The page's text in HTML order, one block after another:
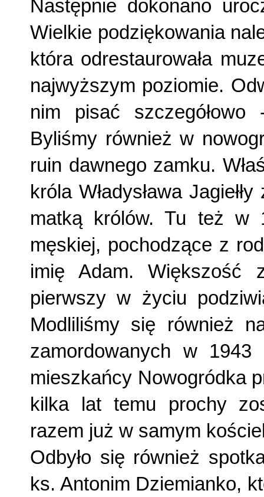
Następnie dokonano
Wielkie podziękowania
która odrestaurowała
najwyższym poziomie.
nim pisać
Byliśmy również w
ruin dawnego zamku.
króla Władysława
matką królów. Tu też w
męskiej, pochodzące z
imię Adam. Większość
pierwszy w życiu
Modliliśmy się również
zamordowanych w
mieszkańcy Nowo­gródka
kilka lat temu prochy
razem już w samym
Odbyło się również
ks. Antonim Dziemianko,